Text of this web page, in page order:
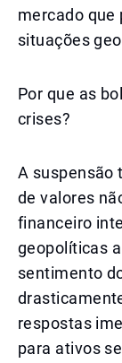
mercado
situações
Por que as
crises?
A suspensão
de valores
financeiro
geopolíticas
sentimento
respostas
para ativos